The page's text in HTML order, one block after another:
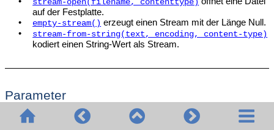
stream-open(filename, contenttype)
auf der Festplatte.
•
empty-stream() erzeugt einen Stream mit der Länge Null.
•
stream-from-string(text, encoding, content-type)
kodiert einen String-Wert als Stream.
Parameter
Name Beschreibung